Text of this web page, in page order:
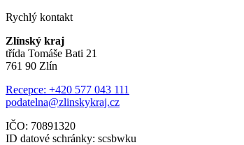
Rychlý kontakt
Zlínský kraj
třída Tomáše Bati 21
761 90 Zlín
Recepce: +420 577 043 111
podatelna@zlinskykraj.cz
IČO: 70891320
ID datové schránky: scsbwku